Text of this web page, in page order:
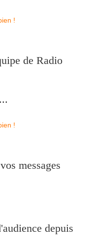
de Radio
messages
depuis